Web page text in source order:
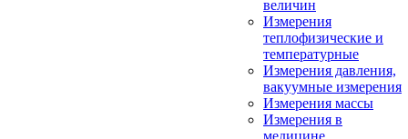
величин
Измерения
теплофизические и
температурные
Измерения давления,
вакуумные измерения
Измерения массы
Измерения в
медицине